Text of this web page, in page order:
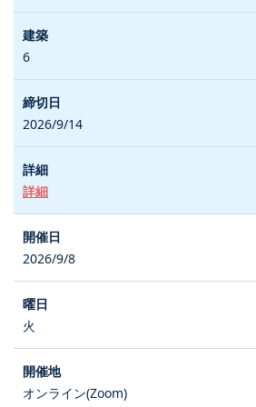
6
2026/9/14
詳細
2026/9/8
火
オンライン(Zoom)